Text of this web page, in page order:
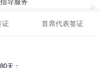
证 首席代表签证
天；